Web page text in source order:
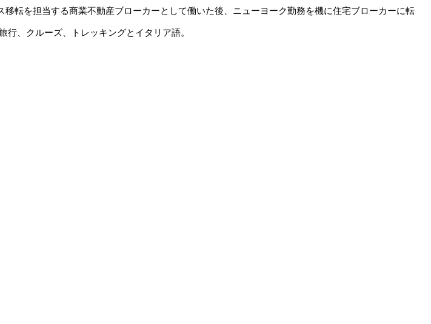
転を担当する商業不動産ブローカーとして働いた後、ニューヨーク勤務を機に住宅ブローカーに転
行、クルーズ、トレッキングとイタリア語。